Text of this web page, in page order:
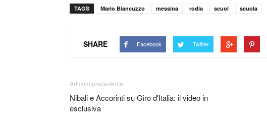
TAGS Mario Biancuzzo messina rodia scuol scuola
SHARE Facebook Twitter
Articolo precedente
Nibali e Accorinti su Giro d'Italia: il video in
esclusiva